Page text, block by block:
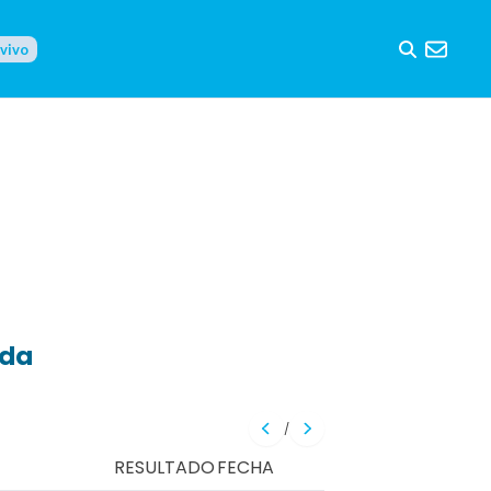
/
RESULTADOFECHA